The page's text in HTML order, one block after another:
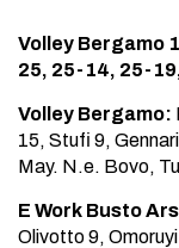
Volley Bergamo
25, 25-14, 25-
Volley Bergamo:
15, Stufi 9,
May. N.e. Bovo,
E Work Busto
Olivotto 9,